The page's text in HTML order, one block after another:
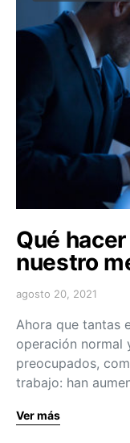
Qué
nuestro
agosto 20, 2021
Ahora que tantas
operación normal
preocupados,
trabajo: han
Ver más